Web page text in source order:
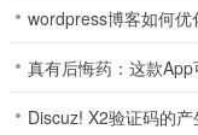
wordpress博客如何
真有后悔药：这款
Discuz! X2验证码的